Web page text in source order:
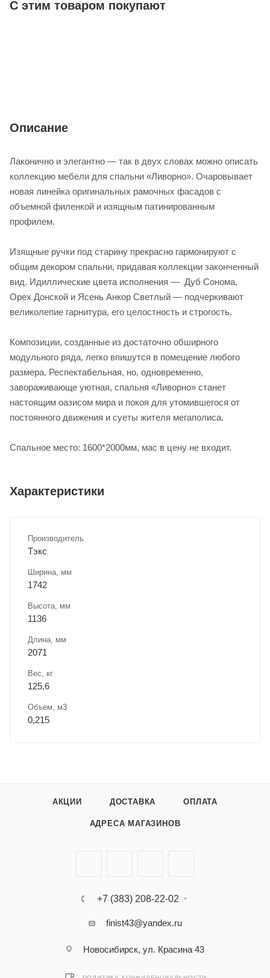
С этим товаром покупают
Описание
Лаконично и элегантно — так в двух словах можно описать
коллекцию мебели для спальни «Ливорно». Очаровывает
новая линейка оригинальных рамочных фасадов с
объемной филенкой и изящным патинированным
профилем.
Изящные ручки под старину прекрасно гармонируют с
общим декором спальни, придавая коллекции законченный
вид. Идиллические цвета исполнения — Дуб Сонома,
Орех Донской и Ясень Анкор Светлый — подчеркивают
великолепие гарнитура, его целостность и строгость.
Композиции, созданные из достаточно обширного
модульного ряда, легко впишутся в помещение любого
размера. Респектабельная, но, одновременно,
завораживающе уютная, спальня «Ливорно» станет
настоящим оазисом мира и покоя для утомившегося от
постоянного движения и суеты жителя мегаполиса.
Спальное место: 1600*2000мм, мас в цену не входит.
Характеристики
Производитель
Тэкс
Ширина, мм
1742
Высота, мм
1136
Длина, мм
2071
Вес, кг
125,6
Объем, м3
0,215
АКЦИИ ДОСТАВКА ОПЛАТА
АДРЕСА МАГАЗИНОВ
+7 (383) 208-22-02
finist43@yandex.ru
Новосибирск, ул. Красина 43